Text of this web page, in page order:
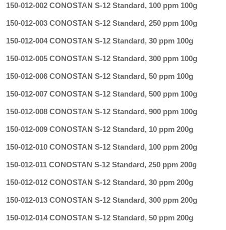
150-012-002 CONOSTAN S-12 Standard, 100 ppm 100g
150-012-003 CONOSTAN S-12 Standard, 250 ppm 100g
150-012-004 CONOSTAN S-12 Standard, 30 ppm 100g
150-012-005 CONOSTAN S-12 Standard, 300 ppm 100g
150-012-006 CONOSTAN S-12 Standard, 50 ppm 100g
150-012-007 CONOSTAN S-12 Standard, 500 ppm 100g
150-012-008 CONOSTAN S-12 Standard, 900 ppm 100g
150-012-009 CONOSTAN S-12 Standard, 10 ppm 200g
150-012-010 CONOSTAN S-12 Standard, 100 ppm 200g
150-012-011 CONOSTAN S-12 Standard, 250 ppm 200g
150-012-012 CONOSTAN S-12 Standard, 30 ppm 200g
150-012-013 CONOSTAN S-12 Standard, 300 ppm 200g
150-012-014 CONOSTAN S-12 Standard, 50 ppm 200g